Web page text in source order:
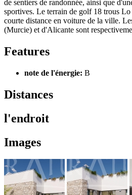
de sentiers de randonnée, ainsi que
sportives. Le terrain de golf 18 trous
courte distance en voiture de la ville.
(Murcie) et d'Alicante sont
Features
note de l'énergie: B
Distances
l'endroit
Images